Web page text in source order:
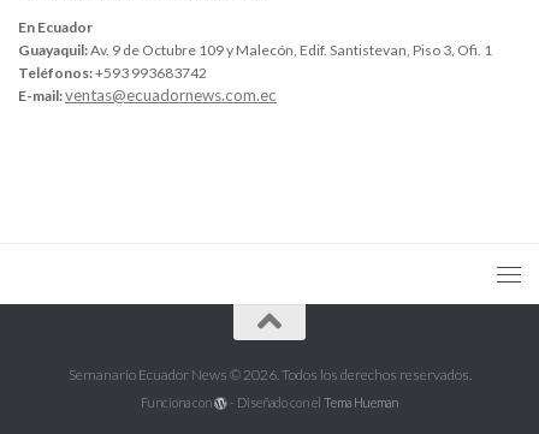
En Ecuador
Guayaquil:Av. 9 de Octubre 109 y Malecón, Edif. Santistevan, Piso 3, Ofi. 1
Teléfonos:+593 993683742
E-mail:ventas@ecuadornews.com.ec
Semanario Ecuador News © 2026. Todos los derechos reservados.
Funciona con - Diseñado con el Tema Hueman